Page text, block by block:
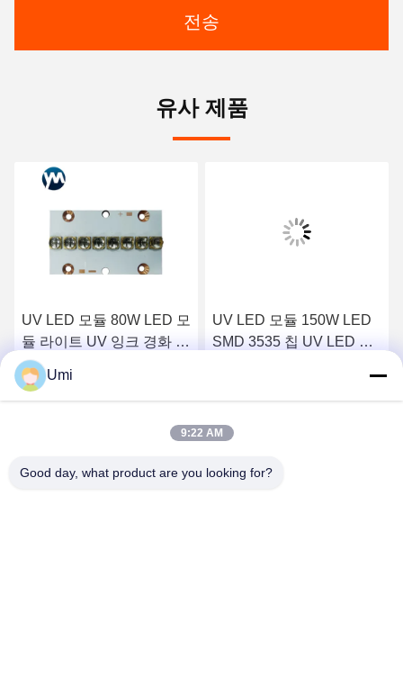
전송
유사 제품
UV LED 모듈 80W LED 모
듈 라이트 UV 잉크 경화 인
쇄 산업 석영 렌즈
최상의 가격을 얻으세요
UV LED 모듈 150W LED
SMD 3535 칩 UV LED 경
최상의 가격을 얻으세요
Umi
9:22 AM
Good day, what product are you looking for?